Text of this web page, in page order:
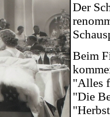
Der
Beim
"Alles
"Die